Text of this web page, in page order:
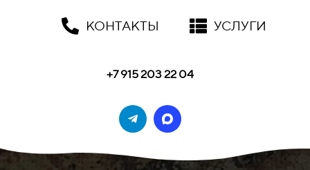
КОНТАКТЫ УСЛУГИ
+7 915 203 22 04